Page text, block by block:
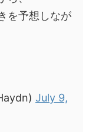
を予想しなが
July 9,